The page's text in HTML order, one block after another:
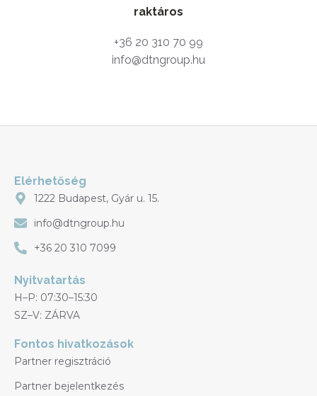
raktáros
+36 20 310 70 99
info@dtngroup.hu
Elérhetőség
1222 Budapest, Gyár u. 15.
info@dtngroup.hu
+36 20 310 7099
Nyitvatartás
H–P: 07:30–15:30
SZ–V: ZÁRVA
Fontos hivatkozások
Partner regisztráció
Partner bejelentkezés